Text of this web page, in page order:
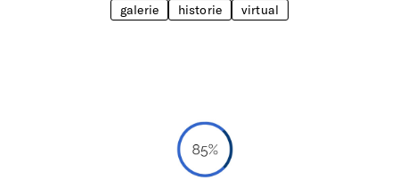
galerie
historie virtual